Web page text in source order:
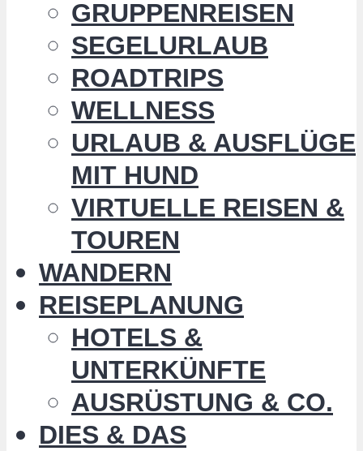
GRUPPENREISEN
SEGELURLAUB
ROADTRIPS
WELLNESS
URLAUB & AUSFLÜGE
MIT HUND
VIRTUELLE REISEN &
TOUREN
WANDERN
REISEPLANUNG
HOTELS &
UNTERKÜNFTE
AUSRÜSTUNG & CO.
DIES & DAS